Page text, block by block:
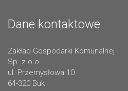
Dane kontaktowe
Zakład Gospodarki Komunalnej
Sp. z o.o.
ul. Przemysłowa 10
64-320 Buk